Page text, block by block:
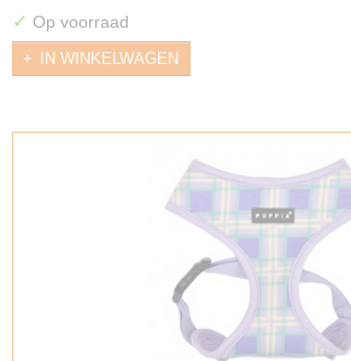
✓ Op voorraad
IN WINKELWAGEN